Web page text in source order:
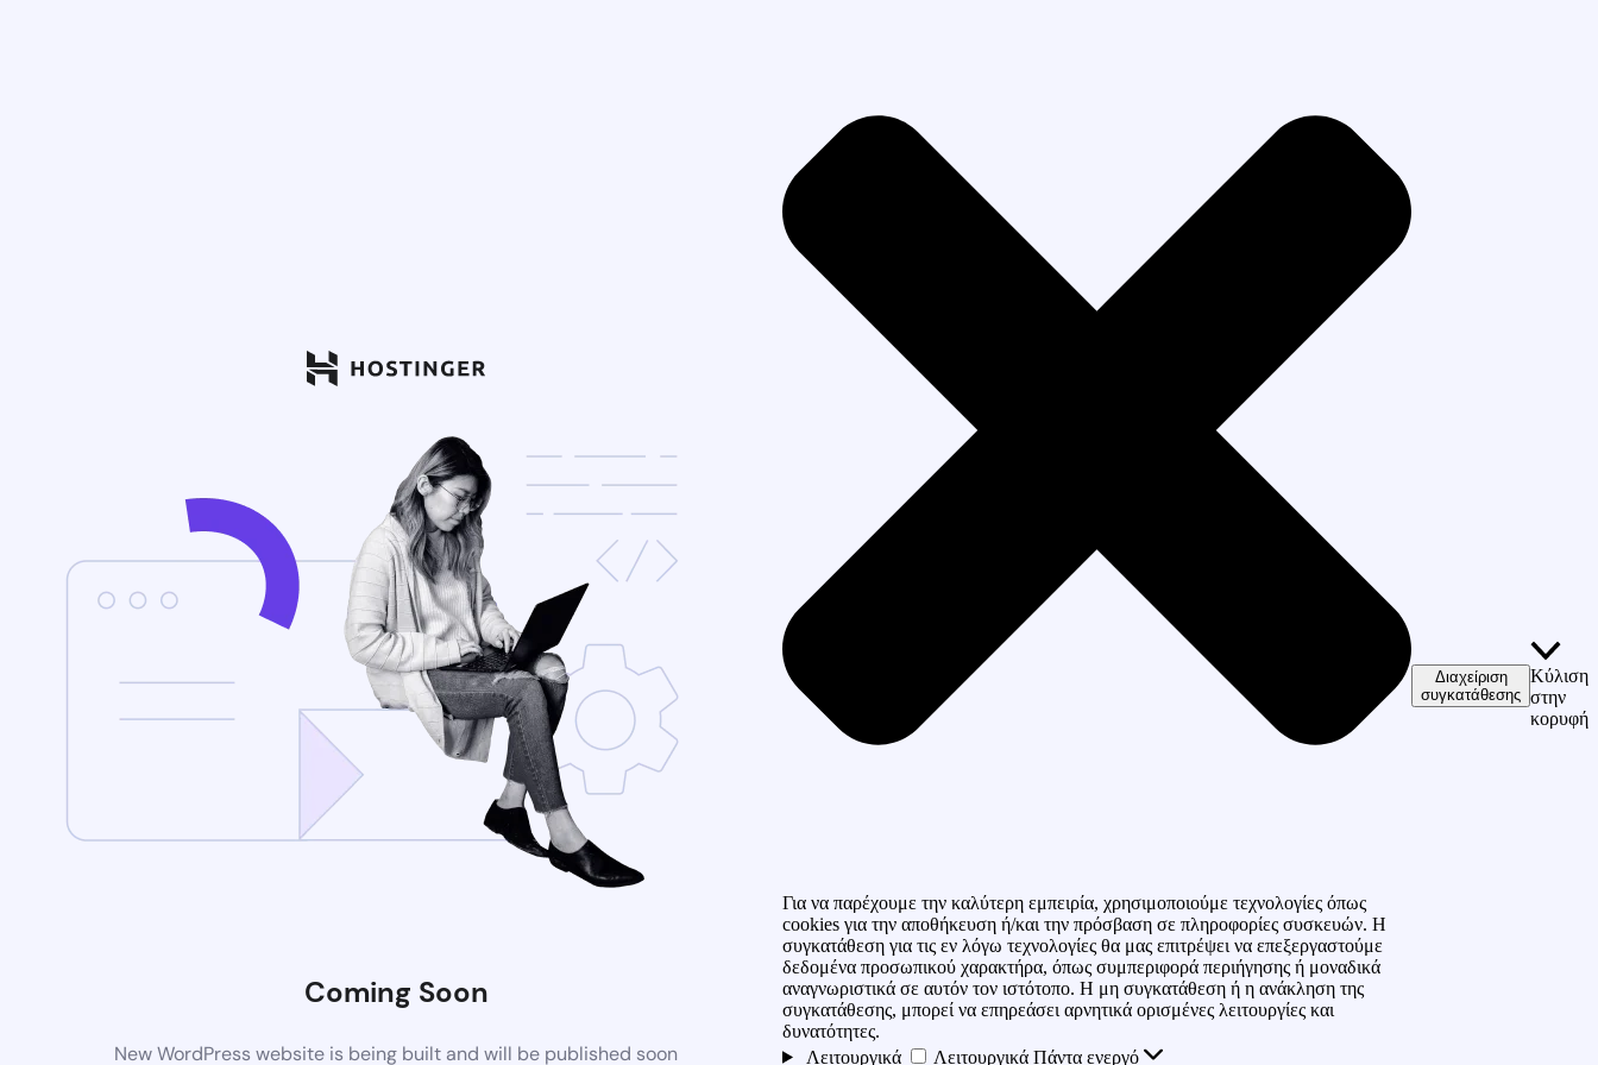
Coming Soon
New WordPress website is being built and will be published soon
Για να παρέχουμε την καλύτερη εμπειρία, χρησιμοποιούμε τεχνολογίες όπως
cookies για την αποθήκευση ή/και την πρόσβαση σε πληροφορίες συσκευών. Η
συγκατάθεση για τις εν λόγω τεχνολογίες θα μας επιτρέψει να επεξεργαστούμε
δεδομένα προσωπικού χαρακτήρα, όπως συμπεριφορά περιήγησης ή μοναδικά
αναγνωριστικά σε αυτόν τον ιστότοπο. Η μη συγκατάθεση ή η ανάκληση της
συγκατάθεσης, μπορεί να επηρεάσει αρνητικά ορισμένες λειτουργίες και
δυνατότητες.
Λειτουργικά
Λειτουργικά Πάντα ενεργό
Διαχείριση
συγκατάθεσης
Κύλιση
στην
κορυφή